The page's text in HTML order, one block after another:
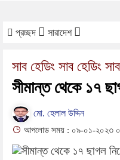
প্রচ্ছদ সারাদেশ
সাব হেডিং সাব হেডিং
সীমান্ত থেকে ১৭
মো. হেলাল উদ্দিন
আপলোড সময় : ০৯-০১-২০২৩